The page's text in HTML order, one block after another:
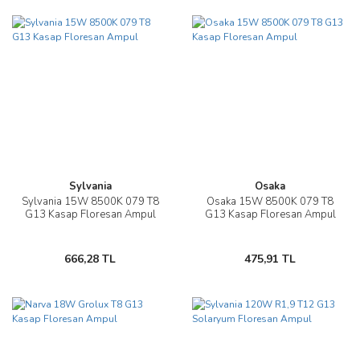
Sylvania
Sylvania 15W 8500K 079 T8
G13 Kasap Floresan Ampul
666,28 TL
Osaka
Osaka 15W 8500K 079 T8
G13 Kasap Floresan Ampul
475,91 TL